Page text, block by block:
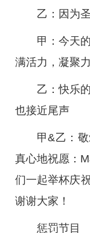
乙：因为
甲：今天
满活力，凝聚
乙：快乐
也接近尾声
甲&乙：
真心地祝愿：
们一起举杯庆
谢谢大家！
惩罚节目